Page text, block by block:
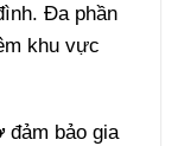
Đa phần
khu vực
đảm bảo gia